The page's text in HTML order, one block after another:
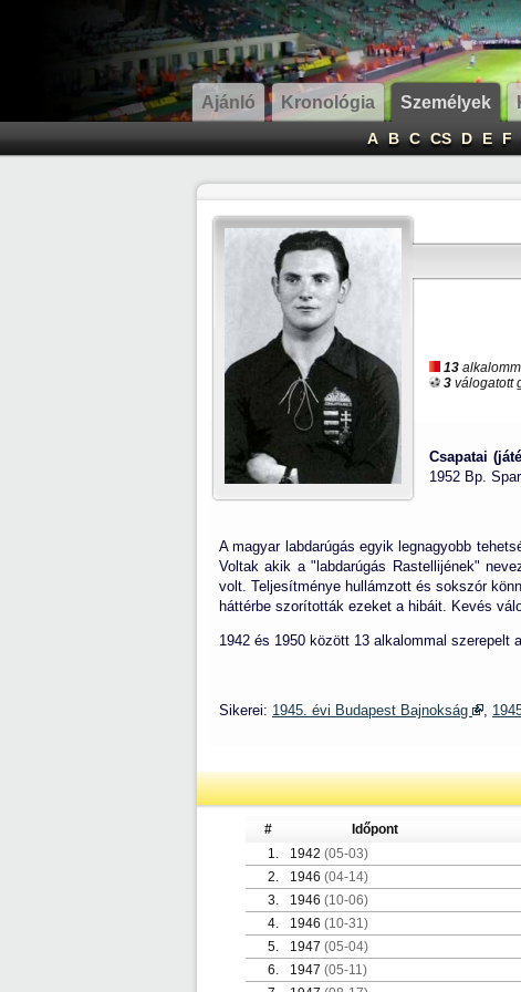
Ajánló Kronológia Személyek
A B C CS D E F
13
3 válogatott
Csapatai
1952 Bp.
A magyar labdarúgás egyik legnagyobb
Voltak akik a "labdarúgás Rastellijének"
volt. Teljesítménye hullámzott és sokszór
háttérbe szorították ezeket a hibáit. Kevés
1942 és 1950 között 13 alkalommal szerepelt
Sikerei: 1945. évi Budapest Bajnokság
# Időpont
1.
1942 (05-03)
2.
1946 (04-14)
3.
1946 (10-06)
4.
1946 (10-31)
5.
1947 (05-04)
6.
1947 (05-11)